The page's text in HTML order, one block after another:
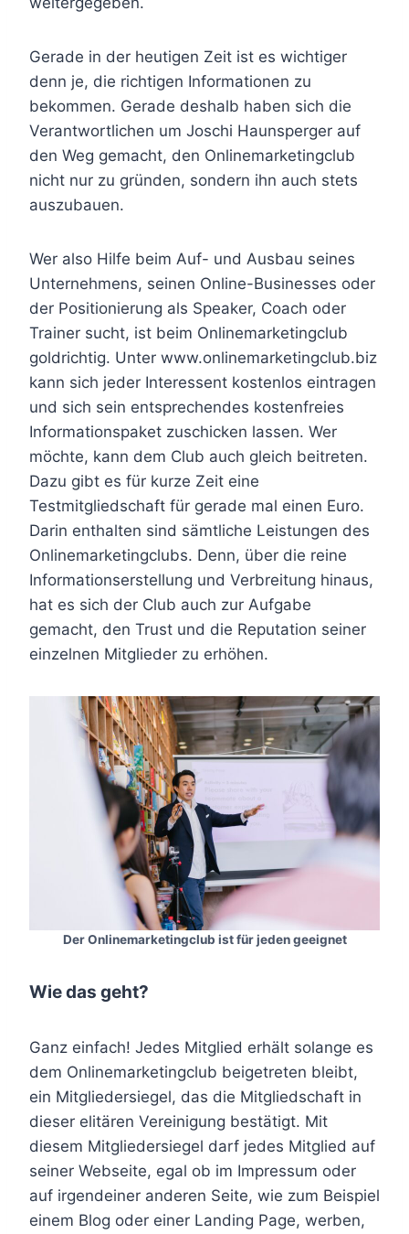
Gerade in der heutigen Zeit ist es wichtiger
denn je, die richtigen Informationen zu
bekommen. Gerade deshalb haben sich die
Verantwortlichen um Joschi Haunsperger auf
den Weg gemacht, den Onlinemarketingclub
nicht nur zu gründen, sondern ihn auch stets
auszubauen.
Wer also Hilfe beim Auf- und Ausbau seines
Unternehmens, seinen Online-Businesses oder
der Positionierung als Speaker, Coach oder
Trainer sucht, ist beim Onlinemarketingclub
goldrichtig. Unter www.onlinemarketingclub.biz
kann sich jeder Interessent kostenlos eintragen
und sich sein entsprechendes kostenfreies
Informationspaket zuschicken lassen. Wer
möchte, kann dem Club auch gleich beitreten.
Dazu gibt es für kurze Zeit eine
Testmitgliedschaft für gerade mal einen Euro.
Darin enthalten sind sämtliche Leistungen des
Onlinemarketingclubs. Denn, über die reine
Informationserstellung und Verbreitung hinaus,
hat es sich der Club auch zur Aufgabe
gemacht, den Trust und die Reputation seiner
einzelnen Mitglieder zu erhöhen.
Der Onlinemarketingclub ist für jeden geeignet
Wie das geht?
Ganz einfach! Jedes Mitglied erhält solange es
dem Onlinemarketingclub beigetreten bleibt,
ein Mitgliedersiegel, das die Mitgliedschaft in
dieser elitären Vereinigung bestätigt. Mit
diesem Mitgliedersiegel darf jedes Mitglied auf
seiner Webseite, egal ob im Impressum oder
auf irgendeiner anderen Seite, wie zum Beispiel
einem Blog oder einer Landing Page, werben,